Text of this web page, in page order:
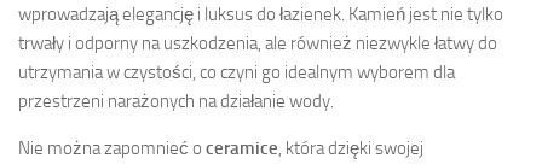
wprowadzają elegancję i luksus do łazienek. Kamień jest nie tylko
trwały i odporny na uszkodzenia, ale również niezwykle łatwy do
utrzymania w czystości, co czyni go idealnym wyborem dla
przestrzeni narażonych na działanie wody.
Nie można zapomnieć o ceramice, która dzięki swojej